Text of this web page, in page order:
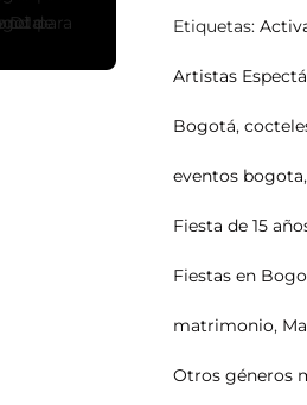
Etiquetas:
Artistas
Bogotá,
eventos bogota
Fiesta de 15
Fiestas en
matrimonio,
Otros géneros